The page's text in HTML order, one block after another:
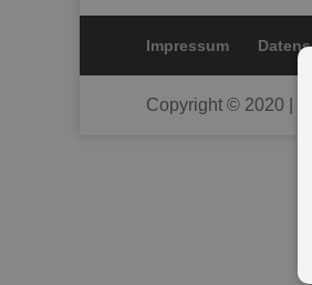
Impressum
Copyright © 2020 |